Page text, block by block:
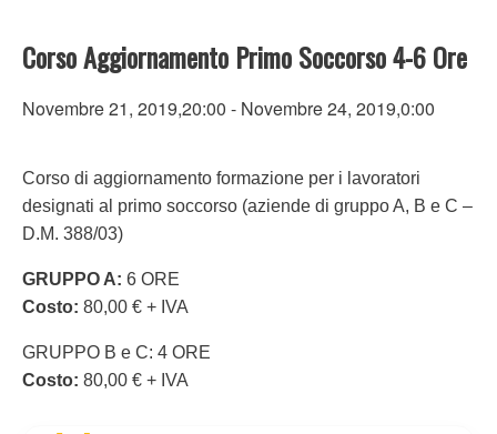
Corso Aggiornamento Primo Soccorso 4-6 Ore
Novembre 21, 2019,20:00 - Novembre 24, 2019,0:00
Corso di aggiornamento formazione per i lavoratori
designati al primo soccorso (aziende di gruppo A, B e C –
D.M. 388/03)
GRUPPO A: 6 ORE
Costo: 80,00 € + IVA
GRUPPO B e C: 4 ORE
Costo: 80,00 € + IVA